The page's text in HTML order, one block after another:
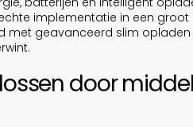
implementatie in een
met geavanceerd slim
door